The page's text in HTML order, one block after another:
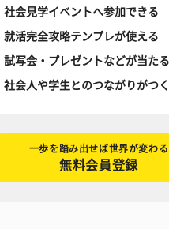
社会見学イベントへ参加できる
就活完全攻略テンプレが使える
試写会・プレゼントなどが当たる
社会人や学生とのつながりがつ
一歩を踏み出せば世界が変わる
無料会員登録